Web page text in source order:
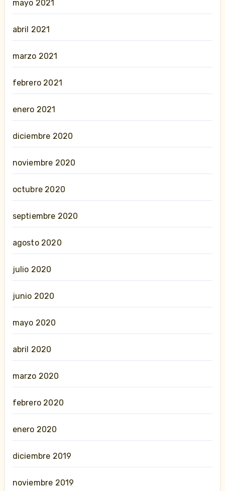
mayo 2021
abril 2021
marzo 2021
febrero 2021
enero 2021
diciembre 2020
noviembre 2020
octubre 2020
septiembre 2020
agosto 2020
julio 2020
junio 2020
mayo 2020
abril 2020
marzo 2020
febrero 2020
enero 2020
diciembre 2019
noviembre 2019